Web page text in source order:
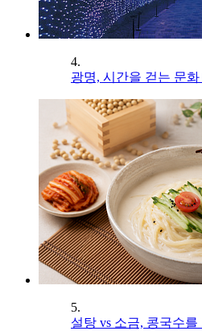
4.
광명, 시간을 걷는 문화
5.
설탕 vs 소금, 콩국수